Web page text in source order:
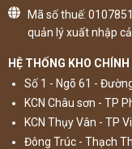
Mã số thuế:
quản lý xuất nhập
HỆ THỐNG KHO
Số 1 - Ngõ 61 -
KCN Châu sơn - TP
KCN Thụy Vân - TP
Đông Trúc - Thạch